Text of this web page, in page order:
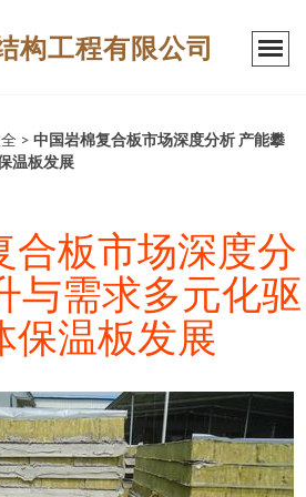
构工程有限公司
> 中国岩棉复合板市场深度分析 产能攀
温板发展
合板市场深度分
与需求多元化驱
保温板发展